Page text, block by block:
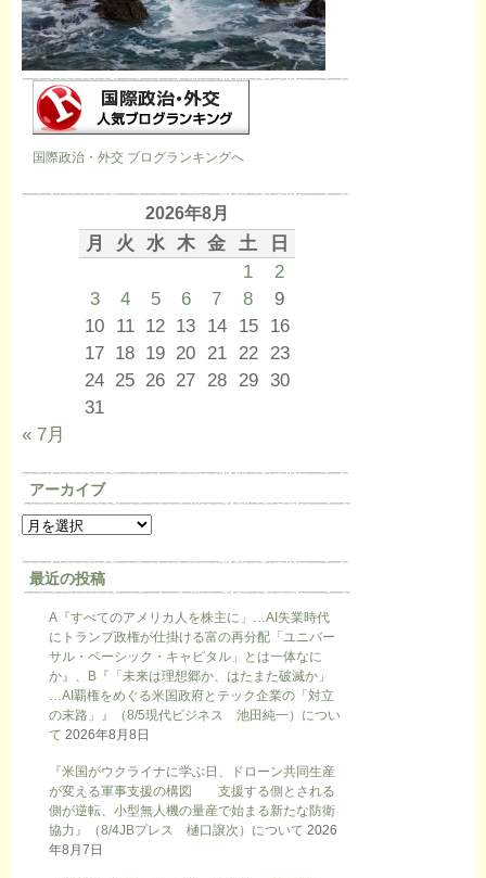
国際政治・外交 ブログランキングへ
2026年8月
月 火 水 木 金 土
日
1
2
3
4 5 6 7 8
9
10 11 12 13 14 15
16
17 18 19 20 21 22
23
24 25 26 27 28 29 30
31
« 7月
アーカイブ
最近の投稿
A『すべてのアメリカ人を株主に」…AI失業時代
にトランプ政権が仕掛ける富の再分配「ユニバー
サル・ベーシック・キャピタル」とは一体なに
か』、B『「未来は理想郷か、はたまた破滅か」
…AI覇権をめぐる米国政府とテック企業の「対立
の末路」』（8/5現代ビジネス 池田純一）につい
て 2026年8月8日
『米国がウクライナに学ぶ日、ドローン共同生産
が変える軍事支援の構図 支援する側とされる
側が逆転、小型無人機の量産で始まる新たな防衛
協力』（8/4JBプレス 樋口譲次）について 2026
年8月7日